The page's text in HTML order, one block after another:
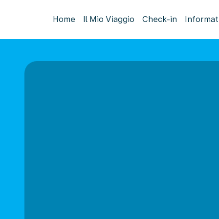
Home Il Mio Viaggio Check-in